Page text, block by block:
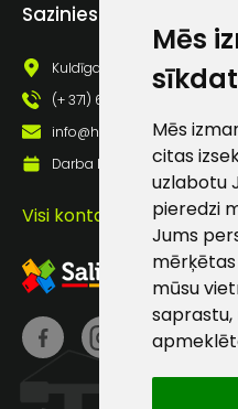
Mēs
Mēs
citas
uzlabotu
pieredzi
Jums
mūsu
saprastu,
Sazinies ar mums
Kuldīgas iela 69a, Saldus,
(+ 371) 63 881 186
info@hards.lv
Darba laiks: Darbadienās:
Visi kontakti